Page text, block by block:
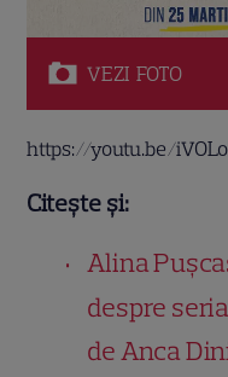
VEZI FOTO
https://youtu.be/
Citește și:
Alina
despre
de Anca